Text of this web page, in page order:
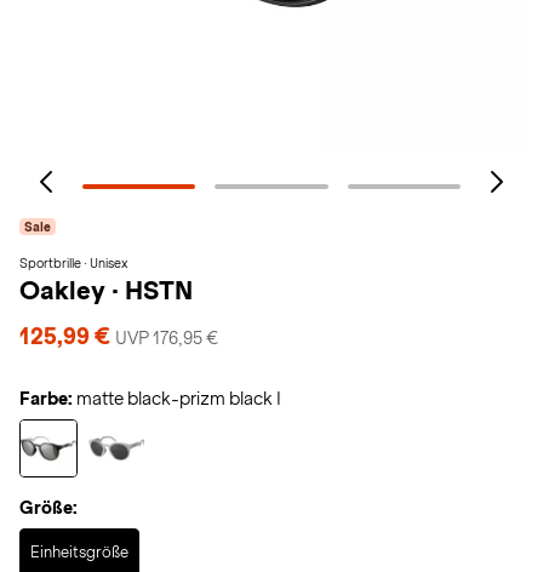
Sale
Sportbrille · Unisex
Oakley · HSTN
125,99 € UVP 176,95 €
Farbe: matte black-prizm black I
Größe:
Einheitsgröße
Selected